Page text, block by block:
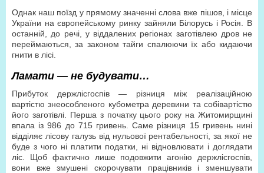
Однак наш поїзд у прямому значенні слова вже пішов, і місце
України на європейському ринку зайняли Білорусь і Росія. В
останній, до речі, у віддалених регіонах заготівлею дров не
переймаються, за законом тайги спалюючи їх або кидаючи
гнити в лісі.
Ламати — не будувати…
Прибуток держлісгоспів — різниця між реалізаційною
вартістю знеособленого кубометра деревини та собівартістю
його заготівлі. Перша з початку цього року на Житомирщині
впала із 986 до 715 гривень. Саме різниця 15 гривень нині
відділяє лісову галузь від нульової рентабельності, за якої не
буде з чого ні платити податки, ні відновлювати і доглядати
ліс. Щоб фактично лише подовжити агонію держлісгоспів,
вони вже змушені скорочувати працівників і зменшувати